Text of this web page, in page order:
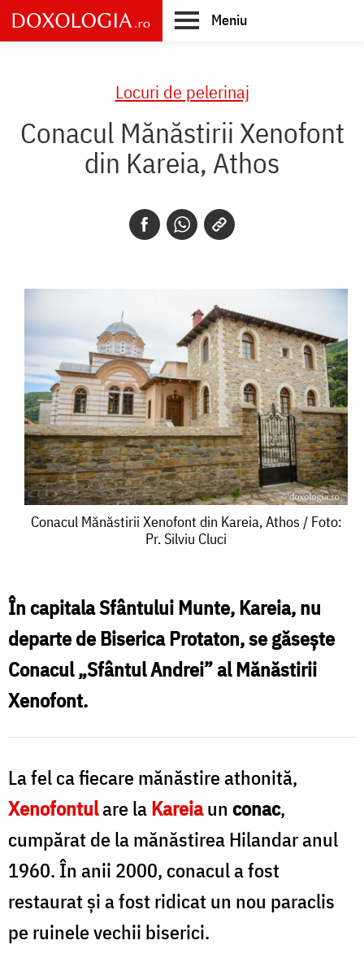
Skip
to
main
Meniu
Locuri de pelerinaj
Conacul Mănăstirii Xenofont
din Kareia, Athos
Conacul
din
Kareia,
Athos
Silviu
Cluci
Conacul Mănăstirii Xenofont din Kareia, Athos / Foto:
Pr. Silviu Cluci
În capitala Sfântului Munte, Kareia, nu
departe de Biserica Protaton, se găseşte
Conacul „Sfântul Andrei” al Mănăstirii
Xenofont.
La fel ca fiecare mănăstire athonită,
Xenofontulare laKareiaun conac,
cumpărat de la mănăstirea Hilandar anul
1960. În anii 2000, conacul a fost
restaurat şi a fost ridicat un nou paraclis
pe ruinele vechii biserici.